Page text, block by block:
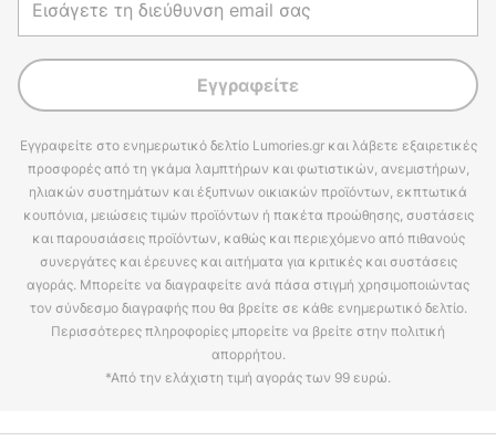
Εγγραφείτε
Εγγραφείτε στο ενημερωτικό δελτίο Lumories.gr και λάβετε εξαιρετικές
προσφορές από τη γκάμα λαμπτήρων και φωτιστικών, ανεμιστήρων,
ηλιακών συστημάτων και έξυπνων οικιακών προϊόντων, εκπτωτικά
κουπόνια, μειώσεις τιμών προϊόντων ή πακέτα προώθησης, συστάσεις
και παρουσιάσεις προϊόντων, καθώς και περιεχόμενο από πιθανούς
συνεργάτες και έρευνες και αιτήματα για κριτικές και συστάσεις
αγοράς. Μπορείτε να διαγραφείτε ανά πάσα στιγμή χρησιμοποιώντας
τον σύνδεσμο διαγραφής που θα βρείτε σε κάθε ενημερωτικό δελτίο.
Περισσότερες πληροφορίες μπορείτε να βρείτε στην πολιτική
απορρήτου.
*Από την ελάχιστη τιμή αγοράς των 99 ευρώ.